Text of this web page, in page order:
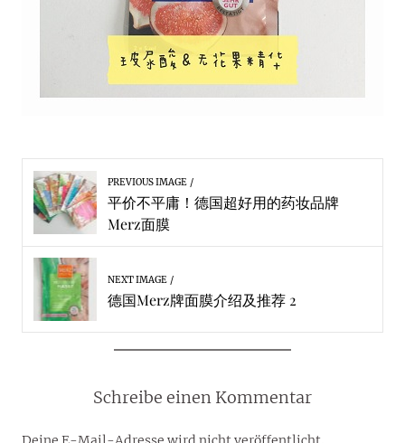
PREVIOUS IMAGE
平价不平庸！德国超好用的药妆品牌
Merz面膜
NEXT IMAGE
德国Merz牌面膜介绍及推荐 2
Schreibe einen Kommentar